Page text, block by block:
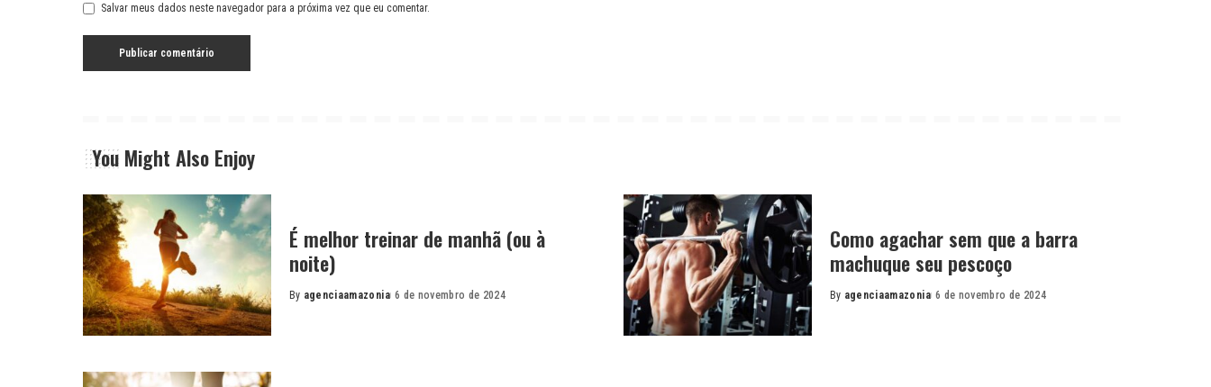
Salvar meus dados neste navegador para a próxima vez que eu comentar.
You Might Also Enjoy
É melhor treinar de manhã (ou à
noite)
Posted
By agenciaamazonia 6 de novembro de 2024
Como agachar sem que a barra
machuque seu pescoço
Posted
By agenciaamazonia 6 de novembro de 2024